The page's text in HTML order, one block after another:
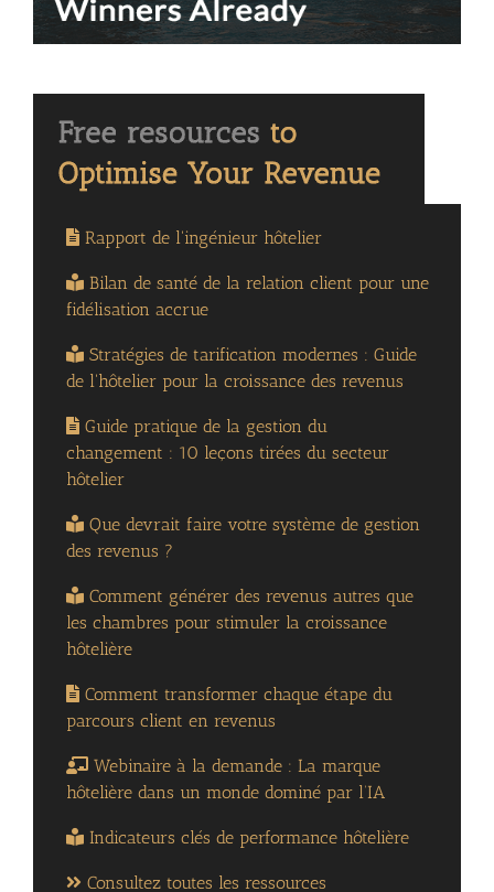
Rapport de l'ingénieur hôtelier
Bilan de santé de la relation client pour une
fidélisation accrue
Stratégies de tarification modernes : Guide
de l'hôtelier pour la croissance des revenus
Guide pratique de la gestion du
changement : 10 leçons tirées du secteur
hôtelier
Que devrait faire votre système de gestion
des revenus ?
Comment générer des revenus autres que
les chambres pour stimuler la croissance
hôtelière
Comment transformer chaque étape du
parcours client en revenus
Webinaire à la demande : La marque
hôtelière dans un monde dominé par l’IA
Indicateurs clés de performance hôtelière
Consultez toutes les ressources